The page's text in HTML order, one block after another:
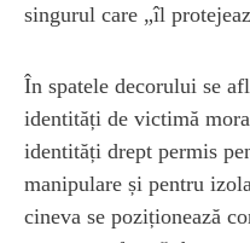
singurul care „îl
În spatele decorului se
identități de victimă
identități drept permis
manipulare și pentru
cineva se poziționează